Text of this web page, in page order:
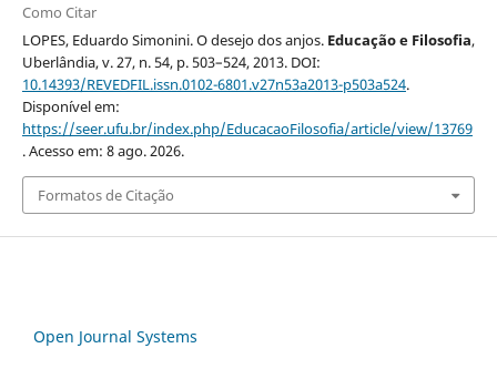
Como Citar
LOPES, Eduardo Simonini. O desejo dos anjos. Educação e Filosofia,
Uberlândia, v. 27, n. 54, p. 503–524, 2013. DOI:
10.14393/REVEDFIL.issn.0102-6801.v27n53a2013-p503a524.
Disponível em:
https://seer.ufu.br/index.php/EducacaoFilosofia/article/view/13769
. Acesso em: 8 ago. 2026.
Formatos de Citação
Open Journal Systems